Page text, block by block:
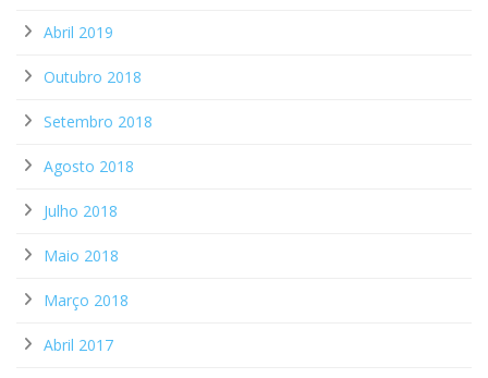
Abril 2019
Outubro 2018
Setembro 2018
Agosto 2018
Julho 2018
Maio 2018
Março 2018
Abril 2017